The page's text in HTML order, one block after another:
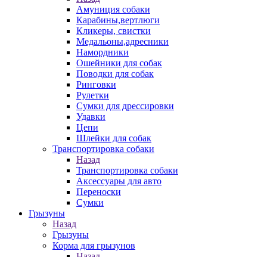
Амуниция собаки
Карабины,вертлюги
Кликеры, свистки
Медальоны,адресники
Намордники
Ошейники для собак
Поводки для собак
Ринговки
Рулетки
Сумки для дрессировки
Удавки
Цепи
Шлейки для собак
Транспортировка собаки
Назад
Транспортировка собаки
Аксессуары для авто
Переноски
Сумки
Грызуны
Назад
Грызуны
Корма для грызунов